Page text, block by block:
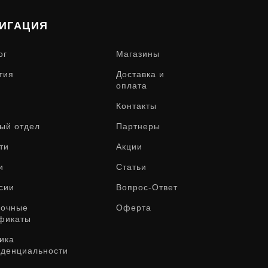
Магазины
Доставка и
оплата
Контакты
отдел Партнеры
Акции
Статьи
Вопрос-Ответ
Оферта